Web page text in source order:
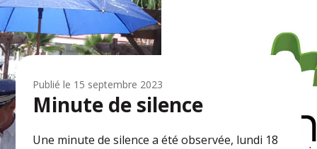
Publié le 15 septembre 2023
Minute de silence
Une minute de silence a été observée, lundi 18